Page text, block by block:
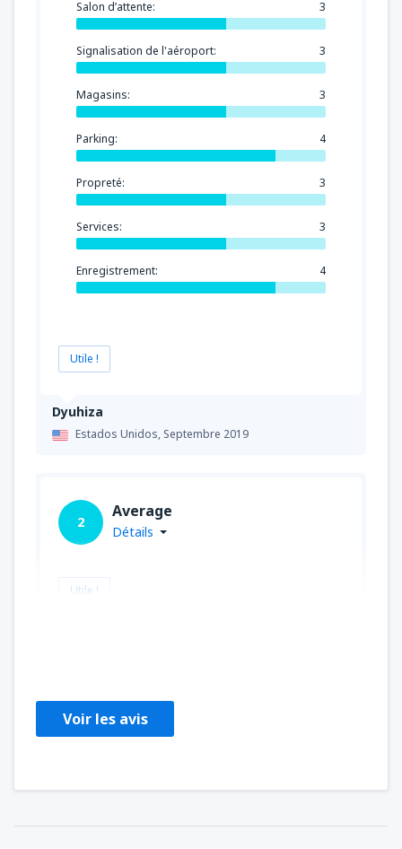
Dyuhiza
Estados Unidos, Septembre 2019
Salon d’attente: 3
Signalisation de l'aéroport: 3
Magasins: 3
Parking: 4
Propreté: 3
Services: 3
Enregistrement: 4
Utile !
2
Average
Détails
Utile !
Voir les avis